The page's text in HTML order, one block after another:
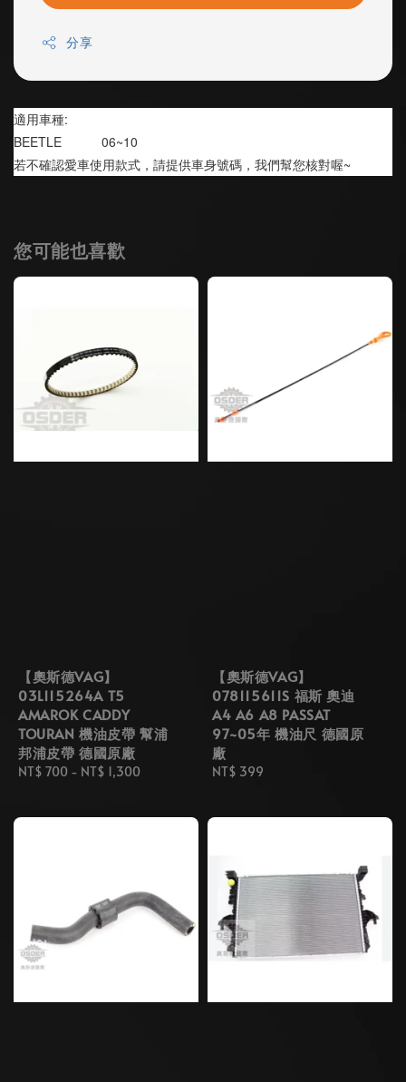
分享
適用車種:
BEETLE           06~10
若不確認愛車使用款式，請提供車身號碼，我們幫您核對喔~
您可能也喜歡
【奧斯德VAG】
03L115264A T5
AMAROK CADDY
TOURAN 機油皮帶 幫浦
邦浦皮帶 德國原廠
Regular
NT$ 700 - NT$ 1,300
【奧斯德VAG】
078115611S 福斯 奧迪
A4 A6 A8 PASSAT
97~05年 機油尺 德國原
廠
Regular
NT$ 399